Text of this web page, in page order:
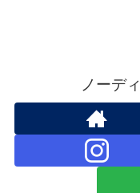
ノーデ